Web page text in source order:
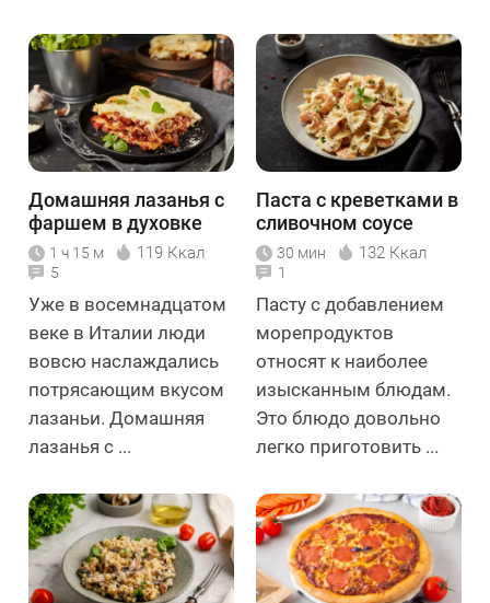
Домашняя лазанья с
фаршем в духовке
1 ч 15 м 119 Ккал
5
Уже в восемнадцатом
веке в Италии люди
вовсю наслаждались
потрясающим вкусом
лазаньи. Домашняя
лазанья с ...
Паста с креветками в
сливочном соусе
30 мин 132 Ккал
1
Пасту с добавлением
морепродуктов
относят к наиболее
изысканным блюдам.
Это блюдо довольно
легко приготовить ...